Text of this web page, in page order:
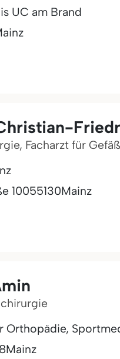
UC am Brand
Facharzt für
10055130Mainz
Orthopädie,
Mainz